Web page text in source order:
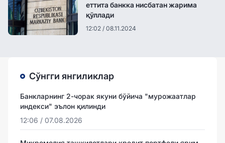
еттита банкка нисбатан жарима
қўллади
12:02 / 08.11.2024
Сўнгги янгиликлар
Банкларнинг 2-чорак якуни бўйича "мурожаатлар
индекси" эълон қилинди
12:06 / 07.08.2026